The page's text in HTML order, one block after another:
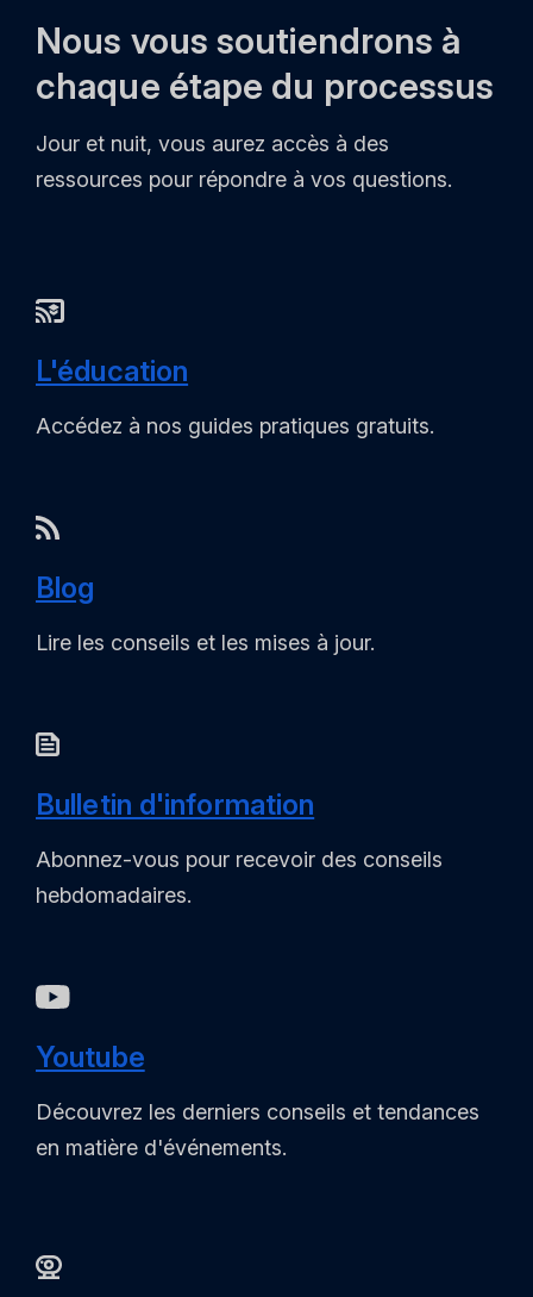
Nous vous soutiendrons à
chaque étape du processus
Jour et nuit, vous aurez accès à des
ressources pour répondre à vos questions.
L'éducation
Accédez à nos guides pratiques gratuits.
Blog
Lire les conseils et les mises à jour.
Bulletin d'information
Abonnez-vous pour recevoir des conseils
hebdomadaires.
Youtube
Découvrez les derniers conseils et tendances
en matière d'événements.